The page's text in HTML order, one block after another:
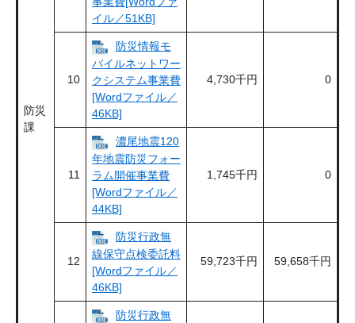
防災
課
イル／51KB]
10
防災情報モ
バイルネットワー
クシステム事業費
[Wordファイル／
46KB]
4,730千円 0
11
濃尾地震120
年地震防災フォー
ラム開催事業費
[Wordファイル／
44KB]
1,745千円 0
12
防災行政無
線保守点検委託料
[Wordファイル／
46KB]
59,723千円 59,658千円
防災行政無